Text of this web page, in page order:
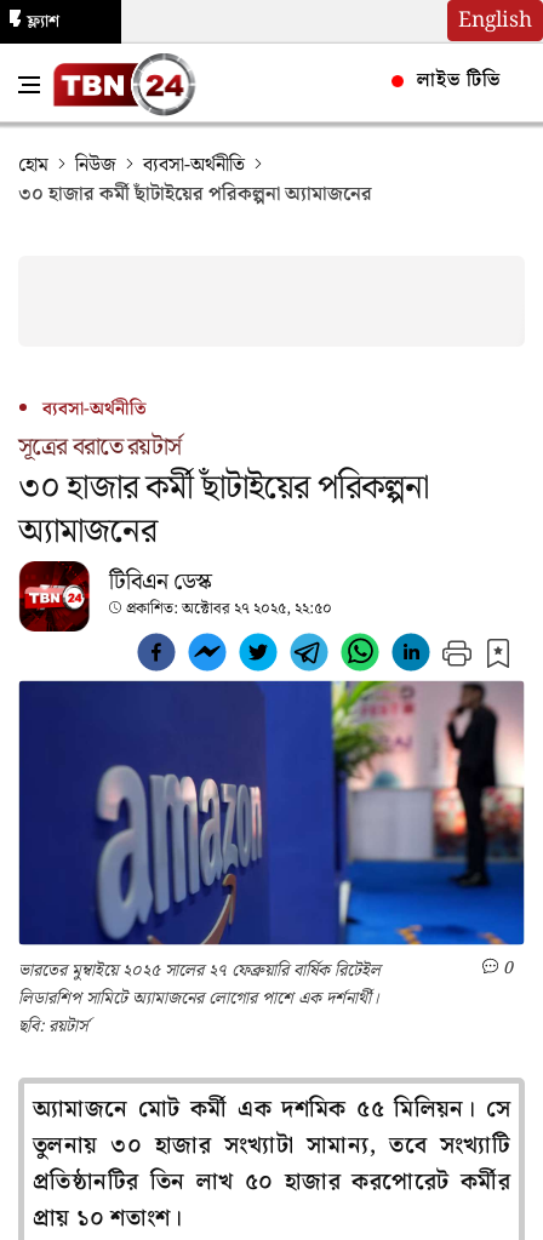
English
ফ্ল্যাশ
লাইভ টিভি
হোম নিউজ
ব্যবসা-অর্থনীতি
৩০ হাজার কর্মী ছাঁটাইয়ের পরিকল্পনা অ্যামাজনের
ব্যবসা-অর্থনীতি
সূত্রের বরাতে রয়টার্স
৩০ হাজার কর্মী ছাঁটাইয়ের পরিকল্পনা
অ্যামাজনের
টিবিএন ডেস্ক
প্রকাশিত:অক্টোবর ২৭ ২০২৫, ২২:৫০
ভারতের মুম্বাইয়ে ২০২৫ সালের ২৭ ফেব্রুয়ারি বার্ষিক রিটেইল
লিডারশিপ সামিটে অ্যামাজনের লোগোর পাশে এক দর্শনার্থী।
ছবি: রয়টার্স
0
অ্যামাজনে মোট কর্মী এক দশমিক ৫৫ মিলিয়ন। সে
তুলনায় ৩০ হাজার সংখ্যাটা সামান্য, তবে সংখ্যাটি
প্রতিষ্ঠানটির তিন লাখ ৫০ হাজার করপোরেট কর্মীর
প্রায় ১০ শতাংশ।